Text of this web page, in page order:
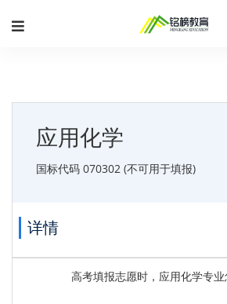
应用化学
国标代码 070302 (不可用于填报)
详情
高考填报志愿时，应用化学专